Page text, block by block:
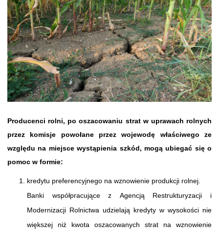
Producenci rolni, po oszacowaniu strat w uprawach rolnych
przez komisje powołane przez wojewodę właściwego ze
względu na miejsce wystąpienia szkód, mogą ubiegać się o
pomoc w formie:
kredytu preferencyjnego na wznowienie produkcji rolnej.
Banki współpracujące z Agencją Restrukturyzacji i
Modernizacji Rolnictwa udzielają kredyty w wysokości nie
większej niż kwota oszacowanych strat na wznowienie